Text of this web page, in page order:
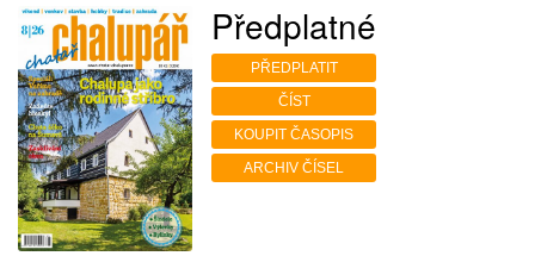
Předplatné
PŘEDPLATIT
ČÍST
KOUPIT ČASOPIS
ARCHIV ČÍSEL